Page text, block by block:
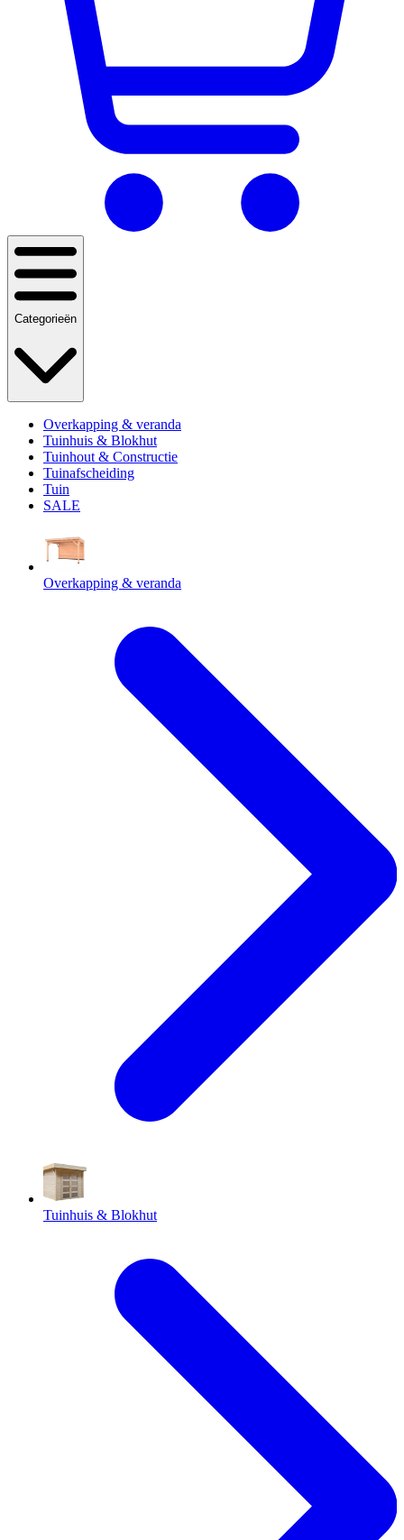
Categorieën
Overkapping & veranda
Tuinhuis & Blokhut
Tuinhout & Constructie
Tuinafscheiding
Tuin
SALE
Overkapping & veranda
Tuinhuis & Blokhut